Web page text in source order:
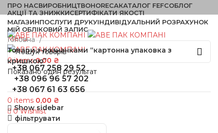
ПРО НАСВИРОБНИЦТВОHORECAКАТАЛОГ FEFCOБЛОГ
АКЦІЇ ТА ЗНИЖКИСЕРТИФІКАТИ ЯКОСТІ
МАГАЗИНПОСЛУГИ ДРУКУІНДИВІДУАЛЬНИЙ РОЗРАХУНОК
МІЙ ОБЛІКОВИЙ ЗАПИС
Menu
0items 0,00₴
+38 067 258 29 52
+38 096 96 57 202
+38 067 61 63 656
0 items 0,00 ₴
0Wishlist
Головна
Товари з позначками “картонна упаковка з
кришкою”
Показано один результат
Show sidebar
фільтрувати